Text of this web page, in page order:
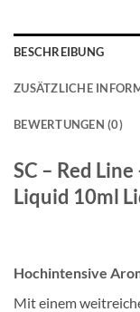
BESCHREIBUNG
ZUSÄTZLICHE
BEWERTUNGEN (0)
SC – Red
Liquid 10ml
Hochintensive
Mit einem